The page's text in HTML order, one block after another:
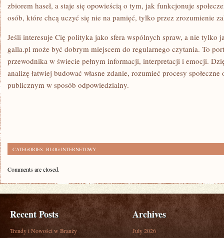
zbiorem haseł, a staje się opowieścią o tym, jak funkcjonuje
osób, które chcą uczyć się nie na pamięć, tylko przez zrozumienie
Jeśli interesuje Cię polityka jako sfera wspólnych spraw, a nie tylko
galla.pl może być dobrym miejscem do regularnego czytania. To
przewodnika w świecie pełnym informacji, interpretacji i emocji.
analizę łatwiej budować własne zdanie, rozumieć procesy
publicznym w sposób odpowiedzialny.
CATEGORIES: BLOG INTERNETOWY
Comments are closed.
Recent Posts
Trendy i Nowości w Branży
Archives
July 2026